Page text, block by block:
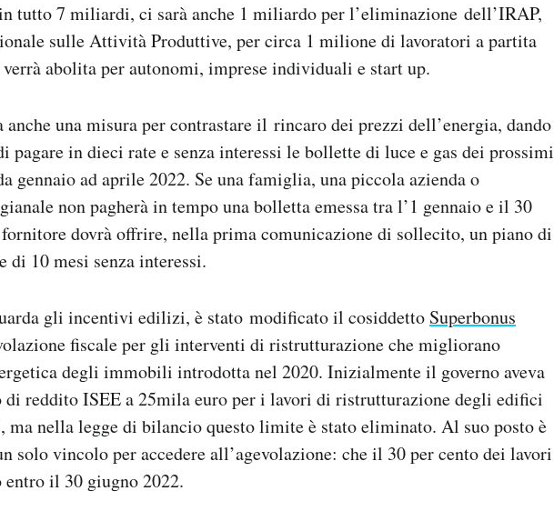
tutto 7 miliardi, ci sarà anche 1 miliardo per l’eliminazione dell’IRAP,
sulle Attività Produttive, per circa 1 milione di lavoratori a partita
abolita per autonomi, imprese individuali e start up.
anche una misura per contrastare il rincaro dei prezzi dell’energia, dando
pagare in dieci rate e senza interessi le bollette di luce e gas dei prossimi
gennaio ad aprile 2022. Se una famiglia, una piccola azienda o
non pagherà in tempo una bolletta emessa tra l’1 gennaio e il 30
dovrà offrire, nella prima comunicazione di sollecito, un piano di
di 10 mesi senza interessi.
gli incentivi edilizi, è stato modificato il cosiddetto Superbonus
fiscale per gli interventi di ristrutturazione che migliorano
degli immobili introdotta nel 2020. Inizialmente il governo aveva
di reddito ISEE a 25mila euro per i lavori di ristrutturazione degli edifici
nella legge di bilancio questo limite è stato eliminato. Al suo posto è
solo vincolo per accedere all’agevolazione: che il 30 per cento dei lavori
entro il 30 giugno 2022.